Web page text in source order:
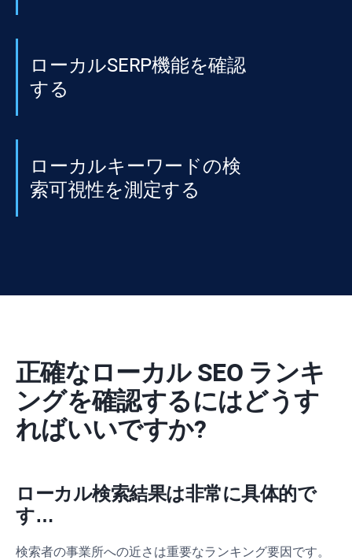
ローカルSERP機能を確認
する
ローカルキーワードの検
索可視性を測定する
正確なローカル SEO ランキ
ングを確認するにはどうす
ればいいですか?
ローカル検索結果は非常に具体的で
す…
検索者の事業所への近さは重要なランキング要因です。